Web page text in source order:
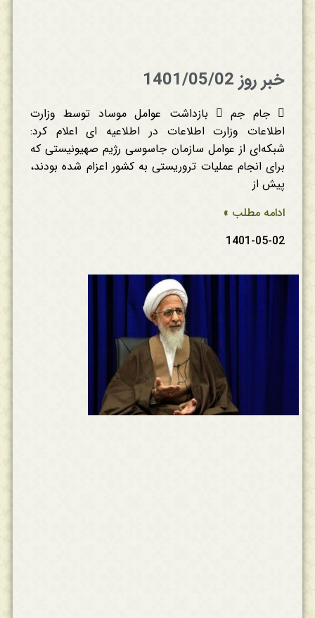
خبر روز 1401/05/02
 جام جم  بازداشت عوامل موساد توسط وزارت
اطلاعات وزارت اطلاعات در اطلاعیه ای اعلام کرد:
شبکه‌‌ای از عوامل سازمان جاسوسی رژیم صهیونیستی که
برای انجام عملیات تروریستی به کشور اعزام شده بودند،
پیش از
ادامه مطلب »
1401-05-02